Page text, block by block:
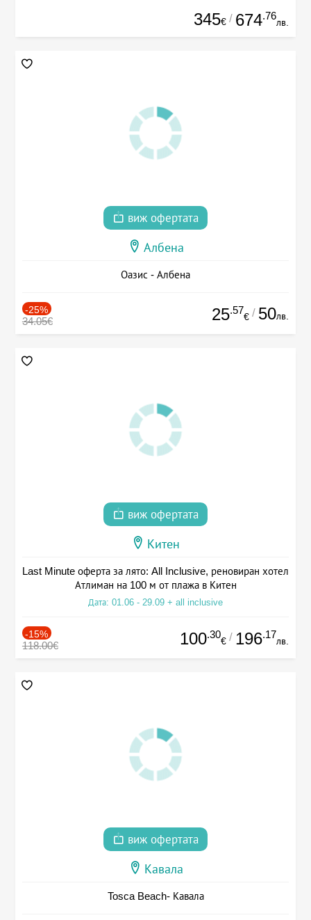
345€ / 674.76
лв.
виж офертата
Албена
Оазис - Албена
-25%
34.05€ 25.57
€ / 50лв.
виж офертата
Китен
Last Minute оферта за лято: All Inclusive, реновиран хотел
Атлиман на 100 м от плажа в Китен
Дата: 01.06 - 29.09 + all inclusive
-15%
118.00€ 100.30
€ / 196.17
лв.
виж офертата
Кавала
Tosca Beach- Кавала